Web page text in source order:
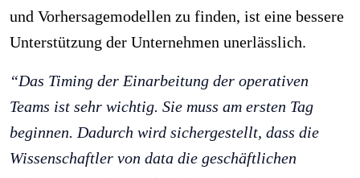
und Vorhersagemodellen zu finden, ist eine bessere
Unterstützung der Unternehmen unerlässlich.
“Das Timing der Einarbeitung der operativen
Teams ist sehr wichtig. Sie muss am ersten Tag
beginnen. Dadurch wird sichergestellt, dass die
Wissenschaftler von data die geschäftlichen